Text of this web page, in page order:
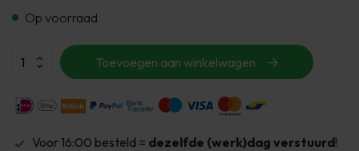
Op voorraad
Toevoegen aan winkelwagen
Voor 16:00 besteld = dezelfde (werk)dag verstuurd!